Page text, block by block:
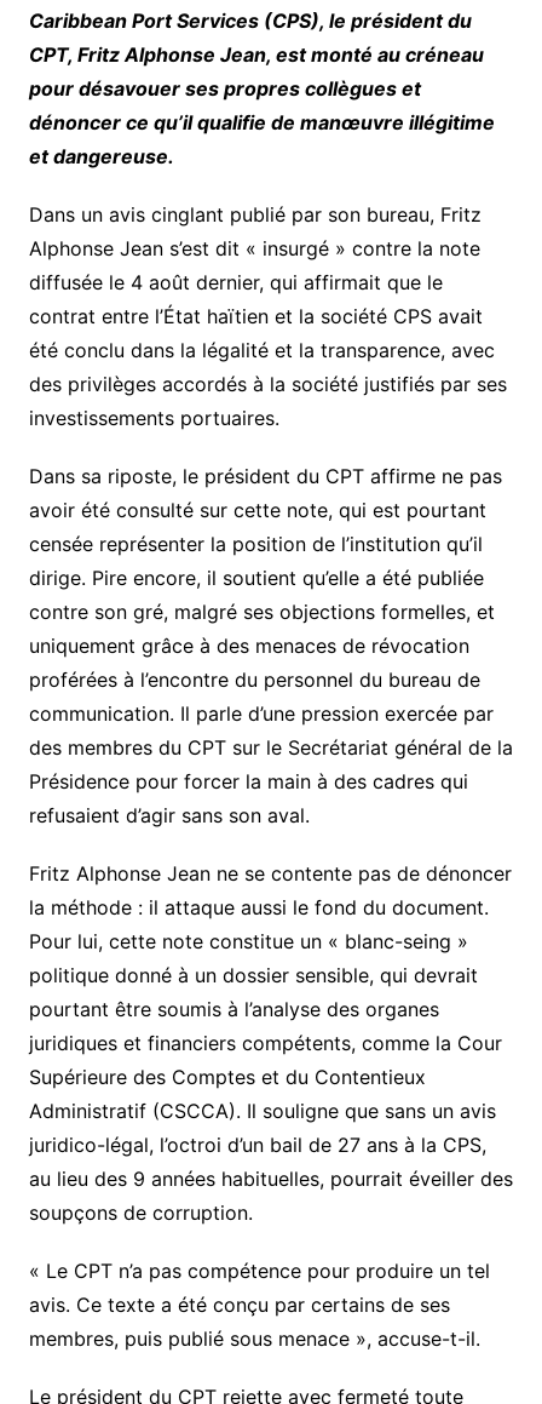
Caribbean Port Services (CPS), le président du
CPT, Fritz Alphonse Jean, est monté au créneau
pour désavouer ses propres collègues et
dénoncer ce qu’il qualifie de manœuvre illégitime
et dangereuse.
Dans un avis cinglant publié par son bureau, Fritz
Alphonse Jean s’est dit « insurgé » contre la note
diffusée le 4 août dernier, qui affirmait que le
contrat entre l’État haïtien et la société CPS avait
été conclu dans la légalité et la transparence, avec
des privilèges accordés à la société justifiés par ses
investissements portuaires.
Dans sa riposte, le président du CPT affirme ne pas
avoir été consulté sur cette note, qui est pourtant
censée représenter la position de l’institution qu’il
dirige. Pire encore, il soutient qu’elle a été publiée
contre son gré, malgré ses objections formelles, et
uniquement grâce à des menaces de révocation
proférées à l’encontre du personnel du bureau de
communication. Il parle d’une pression exercée par
des membres du CPT sur le Secrétariat général de la
Présidence pour forcer la main à des cadres qui
refusaient d’agir sans son aval.
Fritz Alphonse Jean ne se contente pas de dénoncer
la méthode : il attaque aussi le fond du document.
Pour lui, cette note constitue un « blanc-seing »
politique donné à un dossier sensible, qui devrait
pourtant être soumis à l’analyse des organes
juridiques et financiers compétents, comme la Cour
Supérieure des Comptes et du Contentieux
Administratif (CSCCA). Il souligne que sans un avis
juridico-légal, l’octroi d’un bail de 27 ans à la CPS,
au lieu des 9 années habituelles, pourrait éveiller des
soupçons de corruption.
« Le CPT n’a pas compétence pour produire un tel
avis. Ce texte a été conçu par certains de ses
membres, puis publié sous menace », accuse-t-il.
Le président du CPT rejette avec fermeté toute